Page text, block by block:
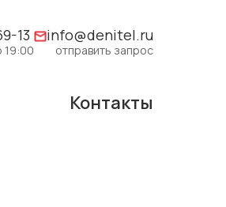
13
19:00
info@denitel.ru
отправить запрос
Контакты